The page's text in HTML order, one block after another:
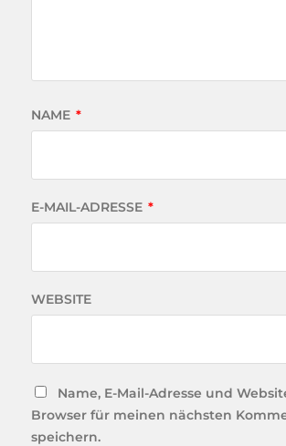
NAME *
E-MAIL-ADRESSE *
WEBSITE
Name, E-Mail-Adresse und
Browser für meinen nächsten
speichern.